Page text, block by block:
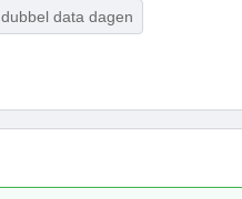
dubbel data dagen